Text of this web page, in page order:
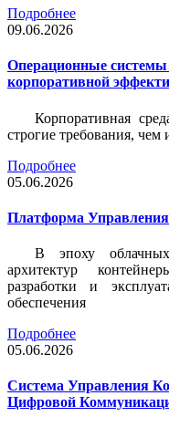
Подробнее
09.06.2026
Операционные
корпоративной
Корпоративная
строгие требования,
Подробнее
05.06.2026
Платформа
В эпоху
архитектур
разработки и
обеспечения
Подробнее
05.06.2026
Система Управления
Цифровой